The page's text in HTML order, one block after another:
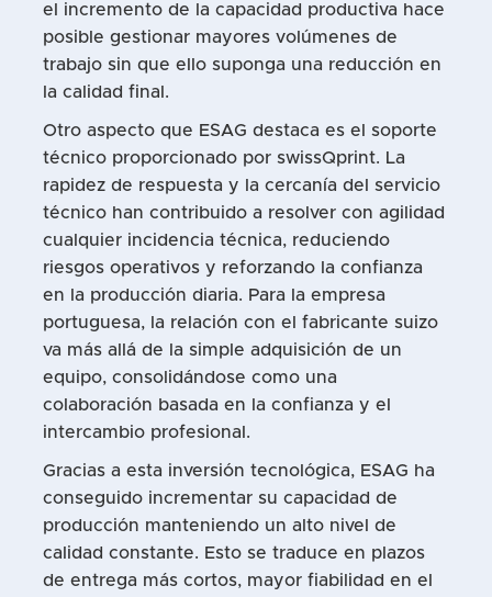
el incremento de la capacidad productiva hace
posible gestionar mayores volúmenes de
trabajo sin que ello suponga una reducción en
la calidad final.
Otro aspecto que ESAG destaca es el soporte
técnico proporcionado por swissQprint. La
rapidez de respuesta y la cercanía del servicio
técnico han contribuido a resolver con agilidad
cualquier incidencia técnica, reduciendo
riesgos operativos y reforzando la confianza
en la producción diaria. Para la empresa
portuguesa, la relación con el fabricante suizo
va más allá de la simple adquisición de un
equipo, consolidándose como una
colaboración basada en la confianza y el
intercambio profesional.
Gracias a esta inversión tecnológica, ESAG ha
conseguido incrementar su capacidad de
producción manteniendo un alto nivel de
calidad constante. Esto se traduce en plazos
de entrega más cortos, mayor fiabilidad en el